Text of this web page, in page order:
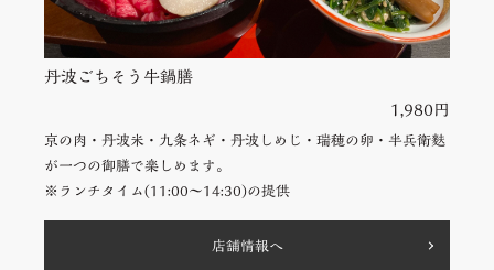
丹波ごちそう牛鍋膳
1,980円
京の肉・丹波米・九条ネギ・丹波しめじ・瑞穂の卵・半兵衛麩
が一つの御膳で楽しめます。
※ランチタイム(11:00〜14:30)の提供
店舗情報へ